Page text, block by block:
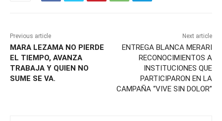
Previous article
MARA LEZAMA NO PIERDE
EL TIEMPO, AVANZA
TRABAJA Y QUIEN NO
SUME SE VA.
Next article
ENTREGA BLANCA MERARI
RECONOCIMIENTOS A
INSTITUCIONES QUE
PARTICIPARON EN LA
CAMPAÑA “VIVE SIN DOLOR”